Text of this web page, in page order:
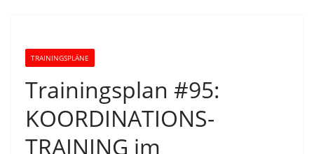
TRAININGSPLÄNE
Trainingsplan #95:
KOORDINATIONS-
TRAINING im